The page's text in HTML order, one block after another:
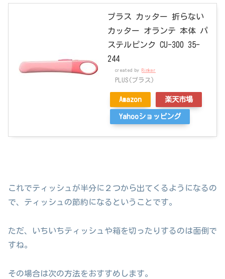
プラス カッター 折らない
カッター オランテ 本体 パ
ステルピンク CU-300 35-
244
created by Rinker
PLUS(プラス)
Amazon 楽天市場
Yahooショッピング
これでティッシュが半分に２つから出てくるようになるの
で、ティッシュの節約になるということです。
ただ、いちいちティッシュや箱を切ったりするのは面倒で
すね。
その場合は次の方法をおすすめします。